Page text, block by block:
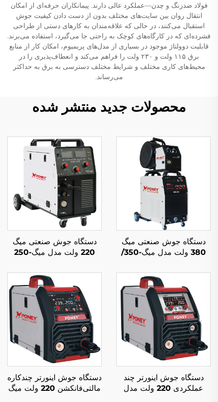
فولاد ضدزنگ و چدن—عملکرد عالی دارند. پیمانکاران حرفه‌ای از امکان
انتقال روان بین سایت‌های مختلف بدون از دست دادن کیفیت جوش
استقبال می‌کنند، در حالی که علاقه‌مندان به کارهای دستی از طراحی
فشرده‌ای که در کارگاه‌های کوچک به راحتی جا می‌گیرد، استفاده می‌برند.
قابلیت دوولتاژ موجود در بسیاری از مدل‌های پریمیوم، امکان کار از منابع
برق ۱۱۵ ولت و ۲۳۰ ولت را فراهم می‌کند و انعطاف‌پذیری را در
محیط‌های کاری مختلف و شرایط مختلف دسترسی به برق به حداکثر
می‌رساند.
محصولات جدید منتشر شده
دستگاه جوش صنعتی میگ
380 ولت مدل میگ-350/
جداگانه، چندکاره با محافظ
گاز دی اکسید کربن و
جوشکاری قوس الکتریکی
میگ/مگ
دستگاه جوش صنعتی میگ
220 ولت مدل میگ-250
اکسید کربن و جوشکاری
قوس الکتریکی میگ/مگ
دستگاه جوش اینورتر چند
عملکردی 220 ولت مدل
دستگاه جوش اینورتر چندکاره
مالتی‌فانکشن 220 ولت میگ